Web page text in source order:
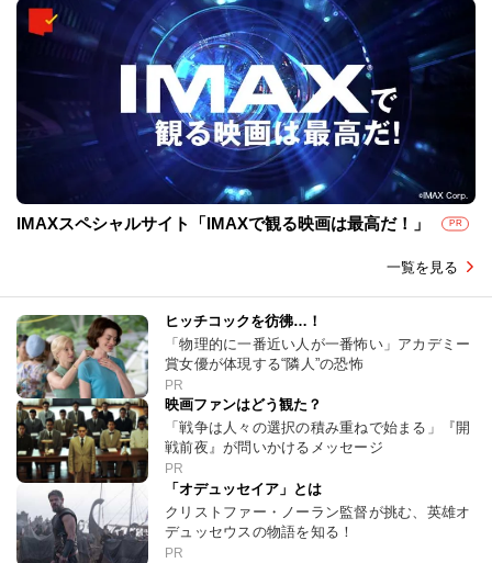
IMAXスペシャルサイト「IMAXで観る映画は最高だ！」 PR
一覧を見る
ヒッチコックを彷彿…！
「物理的に一番近い人が一番怖い」アカデミー
賞女優が体現する“隣人”の恐怖
PR
映画ファンはどう観た？
「戦争は人々の選択の積み重ねで始まる」『開
戦前夜』が問いかけるメッセージ
PR
「オデュッセイア」とは
クリストファー・ノーラン監督が挑む、英雄オ
デュッセウスの物語を知る！
PR